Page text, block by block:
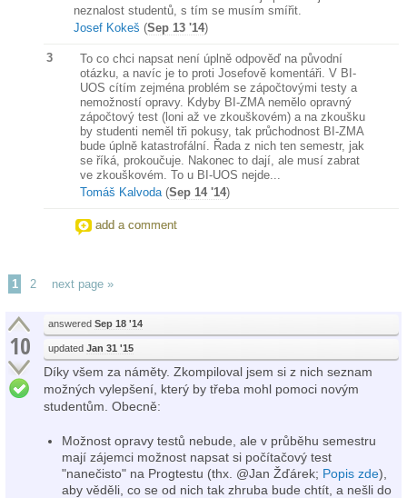
neznalost studentů, s tím se musím smířit.
Josef Kokeš (Sep 13 '14)
3
To co chci napsat není úplně odpověď na původní
otázku, a navíc je to proti Josefově komentáři. V BI-
UOS cítím zejména problém se zápočtovými testy a
nemožností opravy. Kdyby BI-ZMA nemělo opravný
zápočtový test (loni až ve zkouškovém) a na zkoušku
by studenti neměl tři pokusy, tak průchodnost BI-ZMA
bude úplně katastrofální. Řada z nich ten semestr, jak
se říká, prokoučuje. Nakonec to dají, ale musí zabrat
ve zkouškovém. To u BI-UOS nejde...
Tomáš Kalvoda(Sep 14 '14)
add a comment
1 2 next page »
10
answered Sep 18 '14
updated Jan 31 '15
Díky všem za náměty. Zkompiloval jsem si z nich seznam
možných vylepšení, který by třeba mohl pomoci novým
studentům. Obecně:
Možnost opravy testů nebude, ale v průběhu semestru
mají zájemci možnost napsat si počítačový test
"nanečisto" na Progtestu (thx. @Jan Žďárek; Popis zde),
aby věděli, co se od nich tak zhruba bude chtít, a nešli do